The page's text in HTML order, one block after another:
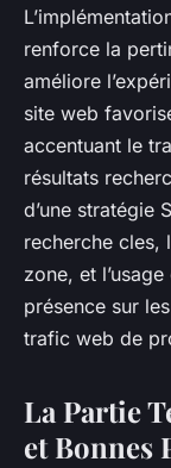
renforce la
améliore
site web
accentuant le
résultats
d’une stratégie
recherche cles,
zone, et
présence sur
trafic web de
La Partie
et Bonnes